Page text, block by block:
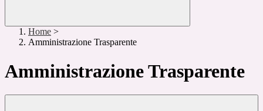
Home >
Amministrazione Trasparente
Amministrazione Trasparente